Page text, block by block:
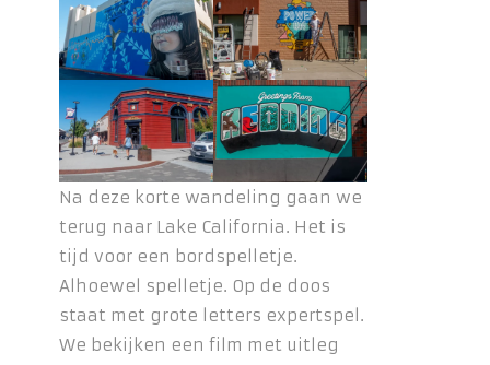
Na deze korte wandeling gaan we
terug naar Lake California. Het is
tijd voor een bordspelletje.
Alhoewel spelletje. Op de doos
staat met grote letters expertspel.
We bekijken een film met uitleg